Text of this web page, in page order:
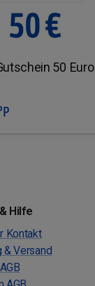
50 Euro
In den Warenkorb
Hilfe
Kontakt
& Versand